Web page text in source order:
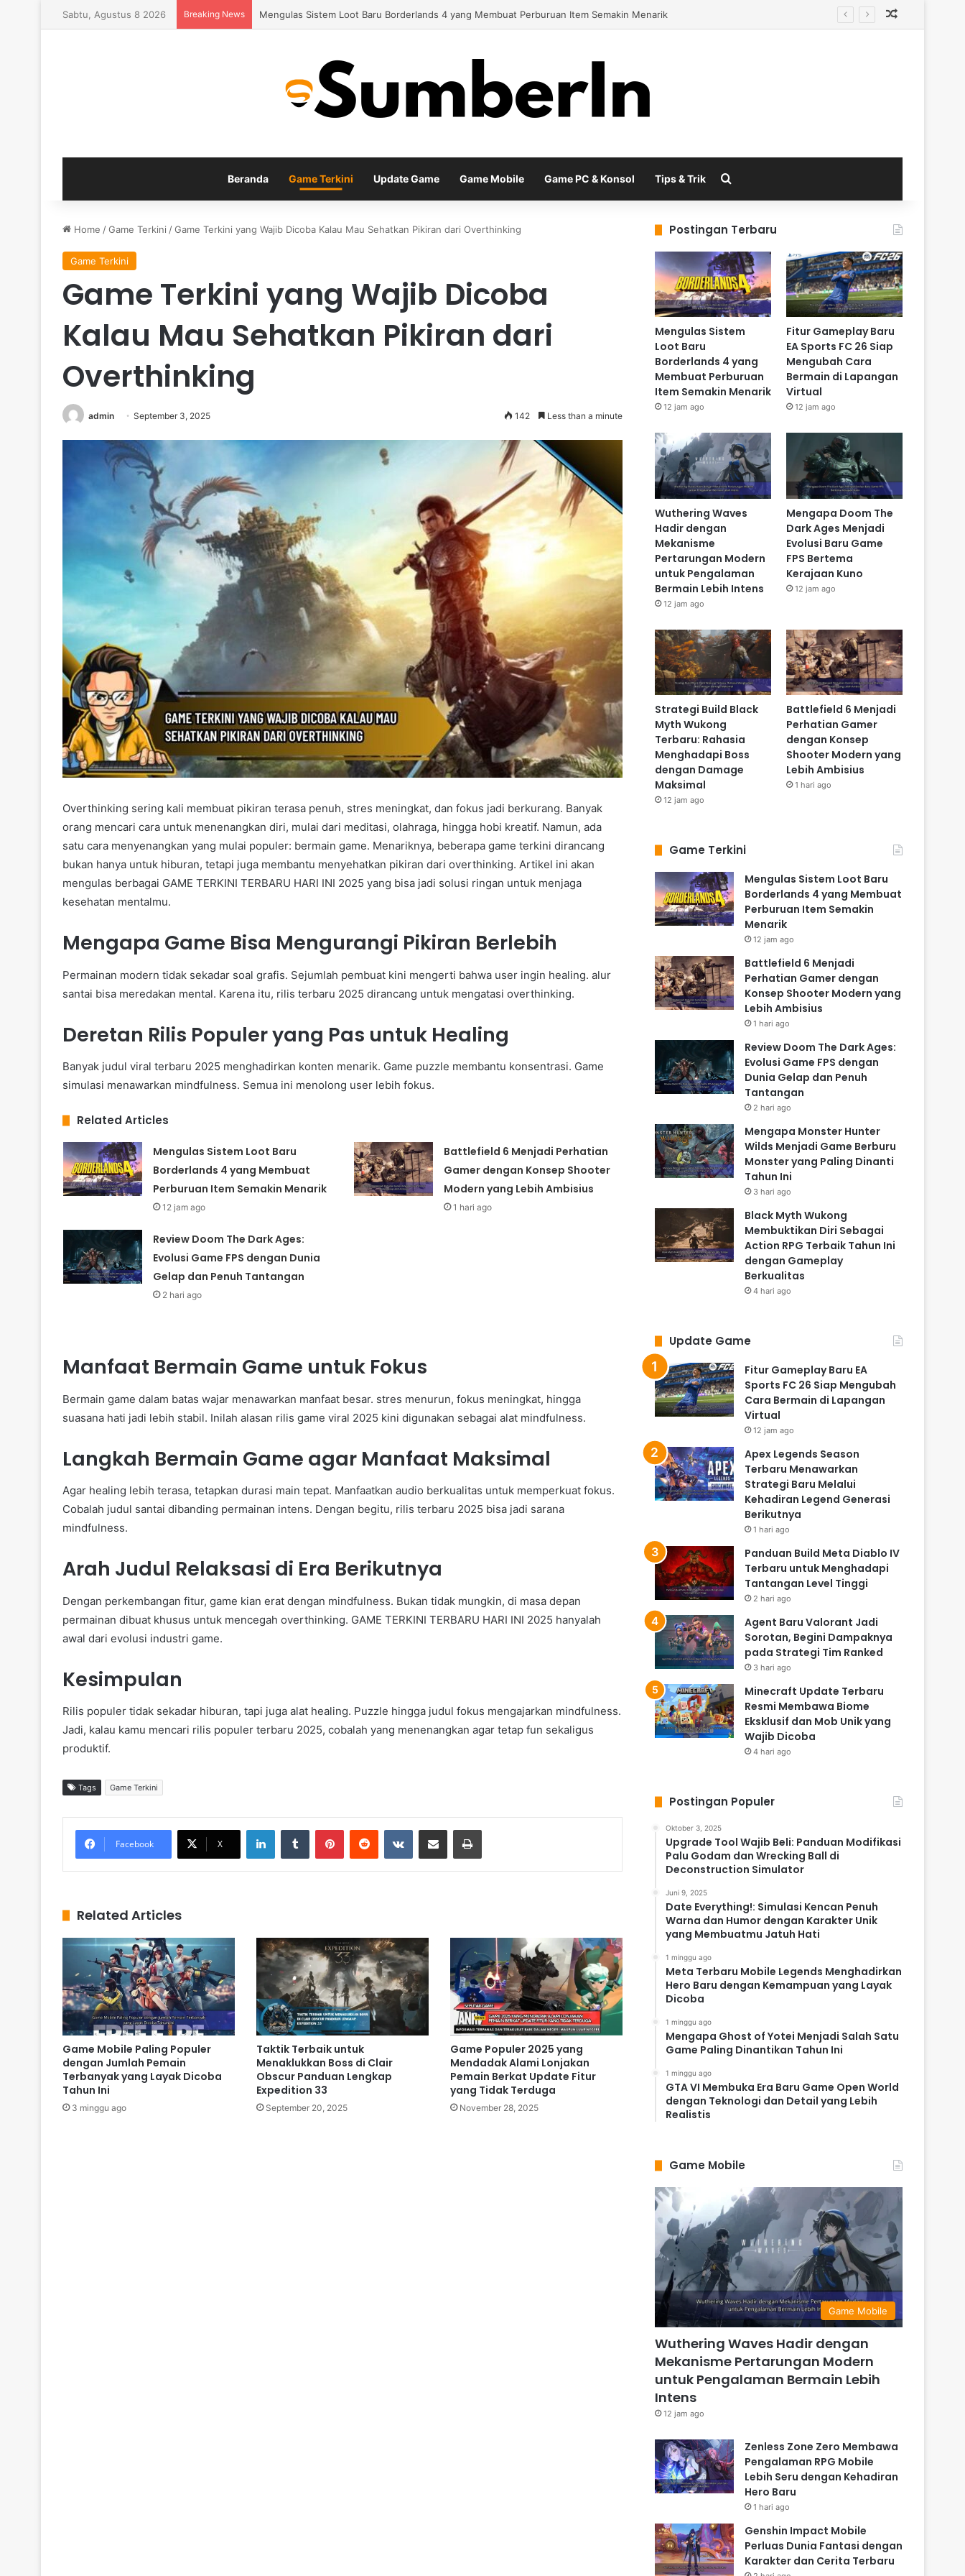
Sabtu, Agustus 8 2026 Breaking News Fitur Gameplay Baru EA Sports FC 26 Siap Mengubah Cara Bermain di Lapangan Virtual
Beranda Game Terkini Update Game Game Mobile Game PC & Konsol Tips & Trik
Home /Game Terkini /Game Terkini yang Wajib Dicoba Kalau Mau Sehatkan Pikiran dari Overthinking
Game Terkini
Game Terkini yang Wajib Dicoba
Kalau Mau Sehatkan Pikiran dari
Overthinking
admin September 3, 2025 142 Less than a minute
Overthinking sering kali membuat pikiran terasa penuh, stres meningkat, dan fokus jadi berkurang. Banyak
orang mencari cara untuk menenangkan diri, mulai dari meditasi, olahraga, hingga hobi kreatif. Namun, ada
satu cara menyenangkan yang mulai populer: bermain game. Menariknya, beberapa game terkini dirancang
bukan hanya untuk hiburan, tetapi juga membantu menyehatkan pikiran dari overthinking. Artikel ini akan
mengulas berbagai GAME TERKINI TERBARU HARI INI 2025 yang bisa jadi solusi ringan untuk menjaga
kesehatan mentalmu.
Mengapa Game Bisa Mengurangi Pikiran Berlebih
Permainan modern tidak sekadar soal grafis. Sejumlah pembuat kini mengerti bahwa user ingin healing. alur
santai bisa meredakan mental. Karena itu, rilis terbaru 2025 dirancang untuk mengatasi overthinking.
Deretan Rilis Populer yang Pas untuk Healing
Banyak judul viral terbaru 2025 menghadirkan konten menarik. Game puzzle membantu konsentrasi. Game
simulasi menawarkan mindfulness. Semua ini menolong user lebih fokus.
Related Articles
Mengulas Sistem Loot Baru
Borderlands 4 yang Membuat
Perburuan Item Semakin Menarik
12 jam ago
Battlefield 6 Menjadi Perhatian
Gamer dengan Konsep Shooter
Modern yang Lebih Ambisius
1 hari ago
Review Doom The Dark Ages:
Evolusi Game FPS dengan Dunia
Gelap dan Penuh Tantangan
2 hari ago
Manfaat Bermain Game untuk Fokus
Bermain game dalam batas wajar menawarkan manfaat besar. stres menurun, fokus meningkat, hingga
suasana hati jadi lebih stabil. Inilah alasan rilis game viral 2025 kini digunakan sebagai alat mindfulness.
Langkah Bermain Game agar Manfaat Maksimal
Agar healing lebih terasa, tetapkan durasi main tepat. Manfaatkan audio berkualitas untuk memperkuat fokus.
Cobalah judul santai dibanding permainan intens. Dengan begitu, rilis terbaru 2025 bisa jadi sarana
mindfulness.
Arah Judul Relaksasi di Era Berikutnya
Dengan perkembangan fitur, game kian erat dengan mindfulness. Bukan tidak mungkin, di masa depan
permainan dibuat khusus untuk mencegah overthinking. GAME TERKINI TERBARU HARI INI 2025 hanyalah
awal dari evolusi industri game.
Kesimpulan
Rilis populer tidak sekadar hiburan, tapi juga alat healing. Puzzle hingga judul fokus mengajarkan mindfulness.
Jadi, kalau kamu mencari rilis populer terbaru 2025, cobalah yang menenangkan agar tetap fun sekaligus
produktif.
Tags Game Terkini
Facebook X
Related Articles
Game Mobile Paling Populer
dengan Jumlah Pemain
Terbanyak yang Layak Dicoba
Tahun Ini
3 minggu ago
Taktik Terbaik untuk
Menaklukkan Boss di Clair
Obscur Panduan Lengkap
Expedition 33
September 20, 2025
Game Populer 2025 yang
Mendadak Alami Lonjakan
Pemain Berkat Update Fitur
yang Tidak Terduga
November 28, 2025
Postingan Terbaru
Mengulas Sistem
Loot Baru
Borderlands 4 yang
Membuat Perburuan
Item Semakin Menarik
12 jam ago
Fitur Gameplay Baru
EA Sports FC 26 Siap
Mengubah Cara
Bermain di Lapangan
Virtual
12 jam ago
Wuthering Waves
Hadir dengan
Mekanisme
Pertarungan Modern
untuk Pengalaman
Bermain Lebih Intens
12 jam ago
Mengapa Doom The
Dark Ages Menjadi
Evolusi Baru Game
FPS Bertema
Kerajaan Kuno
12 jam ago
Strategi Build Black
Myth Wukong
Terbaru: Rahasia
Menghadapi Boss
dengan Damage
Maksimal
12 jam ago
Battlefield 6 Menjadi
Perhatian Gamer
dengan Konsep
Shooter Modern yang
Lebih Ambisius
1 hari ago
Game Terkini
Mengulas Sistem Loot Baru
Borderlands 4 yang Membuat
Perburuan Item Semakin
Menarik
12 jam ago
Battlefield 6 Menjadi
Perhatian Gamer dengan
Konsep Shooter Modern yang
Lebih Ambisius
1 hari ago
Review Doom The Dark Ages:
Evolusi Game FPS dengan
Dunia Gelap dan Penuh
Tantangan
2 hari ago
Mengapa Monster Hunter
Wilds Menjadi Game Berburu
Monster yang Paling Dinanti
Tahun Ini
3 hari ago
Black Myth Wukong
Membuktikan Diri Sebagai
Action RPG Terbaik Tahun Ini
dengan Gameplay
Berkualitas
4 hari ago
Update Game
Fitur Gameplay Baru EA
Sports FC 26 Siap Mengubah
Cara Bermain di Lapangan
Virtual
12 jam ago
Apex Legends Season
Terbaru Menawarkan
Strategi Baru Melalui
Kehadiran Legend Generasi
Berikutnya
1 hari ago
Panduan Build Meta Diablo IV
Terbaru untuk Menghadapi
Tantangan Level Tinggi
2 hari ago
Agent Baru Valorant Jadi
Sorotan, Begini Dampaknya
pada Strategi Tim Ranked
3 hari ago
Minecraft Update Terbaru
Resmi Membawa Biome
Eksklusif dan Mob Unik yang
Wajib Dicoba
4 hari ago
Postingan Populer
Oktober 3, 2025
Upgrade Tool Wajib Beli: Panduan Modifikasi
Palu Godam dan Wrecking Ball di
Deconstruction Simulator
Juni 9, 2025
Date Everything!: Simulasi Kencan Penuh
Warna dan Humor dengan Karakter Unik
yang Membuatmu Jatuh Hati
1 minggu ago
Meta Terbaru Mobile Legends Menghadirkan
Hero Baru dengan Kemampuan yang Layak
Dicoba
1 minggu ago
Mengapa Ghost of Yotei Menjadi Salah Satu
Game Paling Dinantikan Tahun Ini
1 minggu ago
GTA VI Membuka Era Baru Game Open World
dengan Teknologi dan Detail yang Lebih
Realistis
Game Mobile
Game Mobile
Wuthering Waves Hadir dengan
Mekanisme Pertarungan Modern
untuk Pengalaman Bermain Lebih
Intens
12 jam ago
Zenless Zone Zero Membawa
Pengalaman RPG Mobile
Lebih Seru dengan Kehadiran
Hero Baru
1 hari ago
Genshin Impact Mobile
Perluas Dunia Fantasi dengan
Karakter dan Cerita Terbaru